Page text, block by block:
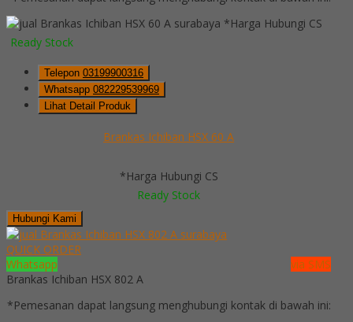
*Harga Hubungi CS
Ready Stock
Telepon 03199900316
Whatsapp 082229539969
Lihat Detail Produk
Brankas Ichiban HSX 60 A
*Harga Hubungi CS
Ready Stock
Hubungi Kami
QUICK ORDER
Whatsapp
via SMS
Brankas Ichiban HSX 802 A
*Pemesanan dapat langsung menghubungi kontak di bawah ini: